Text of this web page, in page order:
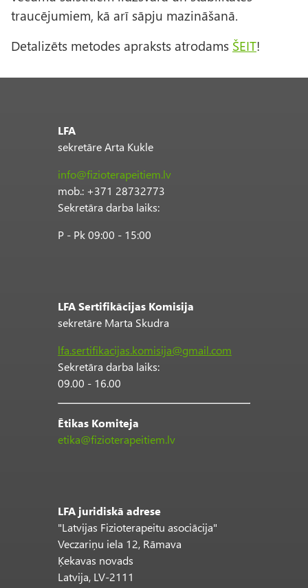
traucējumiem, kā arī sāpju mazināšanā.
Detalizēts metodes apraksts atrodams ŠEIT!
LFA
sekretāre Arta Kukle
info@fizioterapeitiem.lv
mob.: +371 28732773
Sekretāra darba laiks:
P - Pk 09:00 - 15:00
LFA Sertifikācijas Komisija
sekretāre Marta Skudra
lfa.sertifikacijas.komisija@gmail.com
Sekretāra darba laiks:
09.00 - 16.00
Ētikas Komiteja
etika@fizioterapeitiem.lv
LFA juridiskā adrese
"Latvijas Fizioterapeitu asociācija"
Veczariņu iela 12, Rāmava
Ķekavas novads
Latvija, LV-2111